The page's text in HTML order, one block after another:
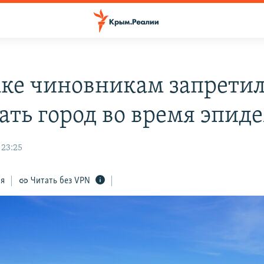
чиновникам
город во время
Читать без VPN